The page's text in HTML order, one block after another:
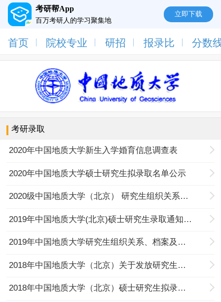
考研帮App
百万考研人的学习聚集地
立即下载
首页 院校专业 研招 报录比 分数
考研录取
2020年中国地质大学新生入学婚育信息调查表
2020年中国地质大学硕士研究生拟录取名单公示
2020级中国地质大学（北京） 研究生组织关系、档案及户口迁移等事宜的说明
2019年中国地质大学(北京)硕士研究生录取通知书发放通知
2019年中国地质大学研究生组织关系、档案及户口迁移等事宜的有关说明
2018年中国地质大学（北京）关于发放研究生新生调档函的通知
2018年中国地质大学（北京）硕士研究生拟录取名单